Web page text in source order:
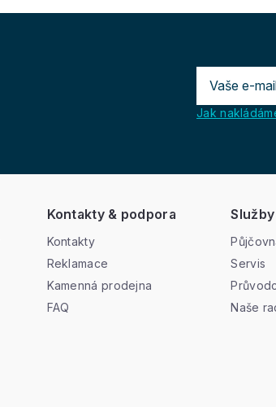
Jak
Kontakty & podpora
Kontakty
Reklamace
Kamenná prodejna
FAQ
Služby
Servis
Naše